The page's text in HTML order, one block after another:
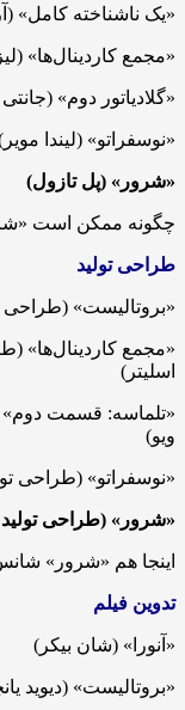
«یک ناشناخته کامل»
«مجمع کاردینال‌ها»
«گلادیاتور دوم»
«نوسفراتو» (لیندا
«شرور» (پل تازول)
چگونه ممکن است
طراحی تولید
«بروتالیست» (طراحی
«مجمع کاردینال‌ها»
اسلیتر)
«تلماسه: قسمت دوم»
ویو)
«نوسفراتو» (طراحی
«شرور» (طراحی
اینجا هم «شرور»
تدوین فیلم
«آنورا» (شان بیکر)
«بروتالیست» (دیوید